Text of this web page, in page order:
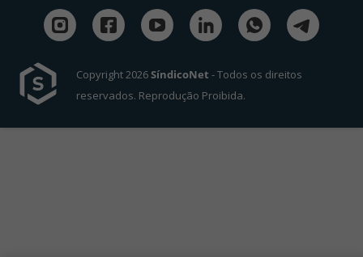
Copyright 2026SíndicoNet - Todos os direitos
reservados. Reprodução Proibida.